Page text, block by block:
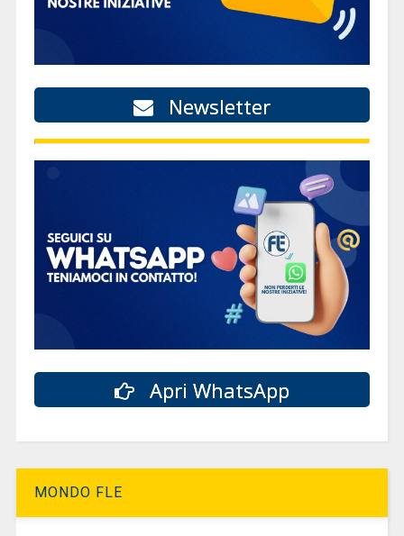
Newsletter
Apri WhatsApp
MONDO FLE